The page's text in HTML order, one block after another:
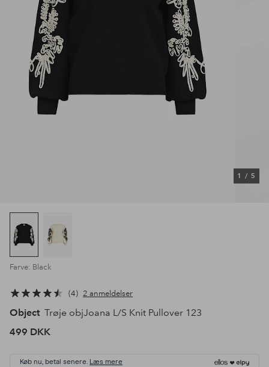
1 / 5
Farve: Black
4 2 anmeldelser
Object Trøje objJoana L/S Knit Pullover 123
499 DKK
Køb nu, betal senere. Læs mere